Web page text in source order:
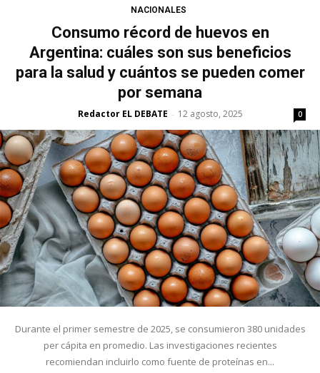
NACIONALES
Consumo récord de huevos en
Argentina: cuáles son sus beneficios
para la salud y cuántos se pueden comer
por semana
Redactor EL DEBATE - 12 agosto, 2025 0
Durante el primer semestre de 2025, se consumieron 380 unidades
per cápita en promedio. Las investigaciones recientes
recomiendan incluirlo como fuente de proteínas en...